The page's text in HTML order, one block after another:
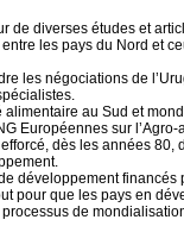
de diverses études et
les pays du Nord et
les négociations de
au Sud et
Européennes sur
dès les années 80,
développement
pour que les pays en
de